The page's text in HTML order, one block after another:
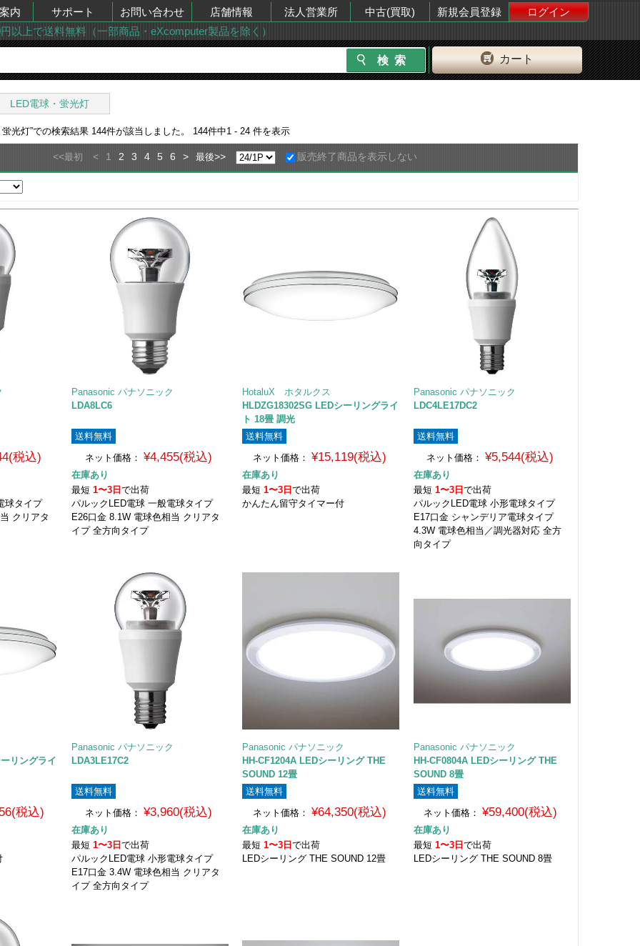
内 サポート お問い合わせ 店舗情報 法人営業所 中古(買取) 新規会員登録
ログイン
以上で送料無料（一部商品・eXcomputer製品を除く）
カート
LED電球・蛍光灯
光灯”での検索結果 144件が該当しました。 144件中1 - 24 件を表示
<<最初 < 1 2 3 4 5 6 > 最後>> 販売終了商品を表示しない
税込)
球タイプ
クリアタ
Panasonic パナソニック
LDA8LC6
送料無料
ネット価格： ¥4,455(税込)
在庫あり
最短1〜3日で出荷
パルックLED電球 一般電球タイプ
E26口金 8.1W 電球色相当 クリアタ
イプ 全方向タイプ
HotaluX ホタルクス
HLDZG18302SG LEDシーリングライ
ト 18畳 調光
送料無料
ネット価格： ¥15,119(税込)
在庫あり
最短1〜3日で出荷
かんたん留守タイマー付
Panasonic パナソニック
LDC4LE17DC2
送料無料
ネット価格：
¥5,544(税込)
在庫あり
最短 1〜3日 で出荷
パルックLED電球 小形電球タイプ
E17口金 シャンデリア電球タイプ
4.3W 電球色相当／調光器対応 全方
向タイプ
リングライ
税込)
Panasonic パナソニック
LDA3LE17C2
送料無料
ネット価格： ¥3,960(税込)
在庫あり
最短1〜3日で出荷
パルックLED電球 小形電球タイプ
E17口金 3.4W 電球色相当 クリアタ
イプ 全方向タイプ
Panasonic パナソニック
HH-CF1204A LEDシーリング THE
SOUND 12畳
送料無料
ネット価格： ¥64,350(税込)
在庫あり
最短1〜3日で出荷
LEDシーリング THE SOUND 12畳
Panasonic パナソニック
HH-CF0804A LEDシーリング THE
SOUND 8畳
送料無料
ネット価格： ¥59,400(税込)
在庫あり
最短 1〜3日 で出荷
LEDシーリング THE SOUND 8畳